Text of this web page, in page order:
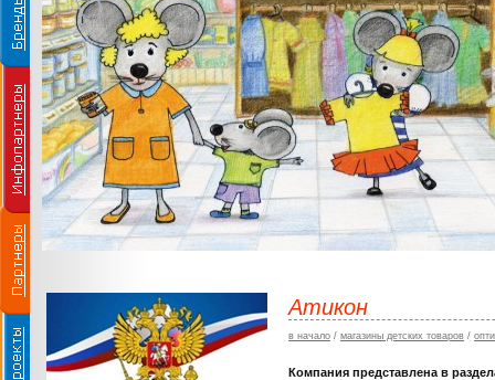
Атикон
в начало / магазины детских товаров /
Компания представлена в